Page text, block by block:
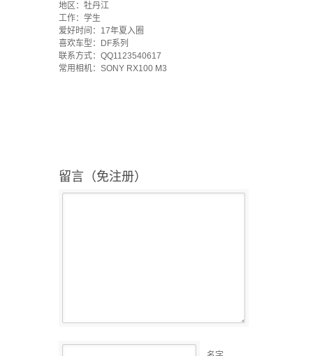
地区：牡丹江
工作：学生
爱好时间：17年夏入圈
喜欢车型：DF系列
联系方式：QQ1123540617
常用相机：SONY RX100 M3
留言（免注册）